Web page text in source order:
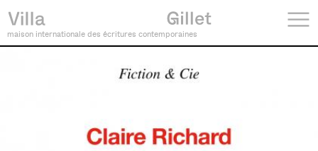
maison internationale des écritures contemporaines